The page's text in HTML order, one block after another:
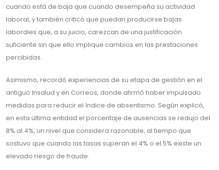
cuando está de baja que cuando desempeña su actividad
laboral, y también criticó que puedan producirse bajas
laborales que, a su juicio, carezcan de una justificación
suficiente sin que ello implique cambios en las prestaciones
percibidas.
Asimismo, recordó experiencias de su etapa de gestión en el
antiguo Insalud y en Correos, donde afirmó haber impulsado
medidas para reducir el índice de absentismo. Según explicó,
en esta última entidad el porcentaje de ausencias se redujo del
8% al 4%, un nivel que considera razonable, al tiempo que
sostuvo que cuando las tasas superan el 4% o el 5% existe un
elevado riesgo de fraude.